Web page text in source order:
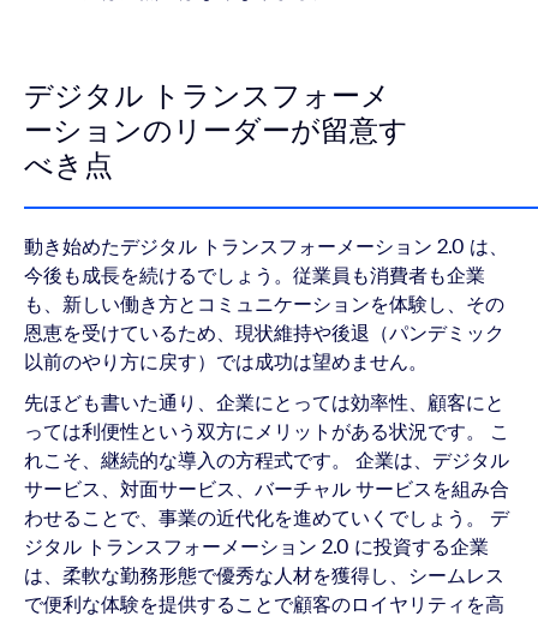
デジタル トランスフォーメ
ーションのリーダーが留意す
べき点
動き始めたデジタル トランスフォーメーション 2.0 は、
今後も成長を続けるでしょう。従業員も消費者も企業
も、新しい働き方とコミュニケーションを体験し、その
恩恵を受けているため、現状維持や後退（パンデミック
以前のやり方に戻す）では成功は望めません。
先ほども書いた通り、企業にとっては効率性、顧客にと
っては利便性という双方にメリットがある状況です。 こ
れこそ、継続的な導入の方程式です。 企業は、デジタル
サービス、対面サービス、バーチャル サービスを組み合
わせることで、事業の近代化を進めていくでしょう。 デ
ジタル トランスフォーメーション 2.0 に投資する企業
は、柔軟な勤務形態で優秀な人材を獲得し、シームレス
で便利な体験を提供することで顧客のロイヤリティを高